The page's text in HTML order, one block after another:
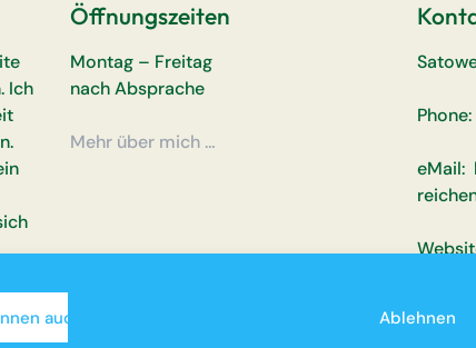
auch Cookies zu Webanalyse- und Marketingzwecken.
Ablehnen
Ich
Öffnungszeiten
Montag – Freitag
nach Absprache
Mehr über mich …
eMail: